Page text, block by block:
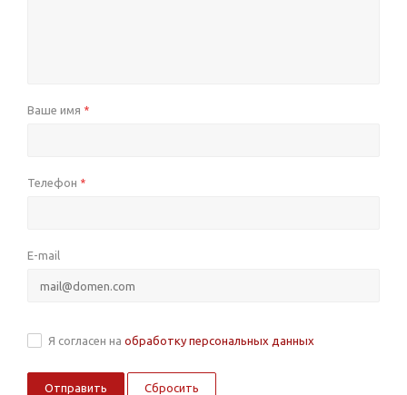
Ваше имя *
Телефон *
E-mail
Я согласен на обработку персональных данных
Сбросить